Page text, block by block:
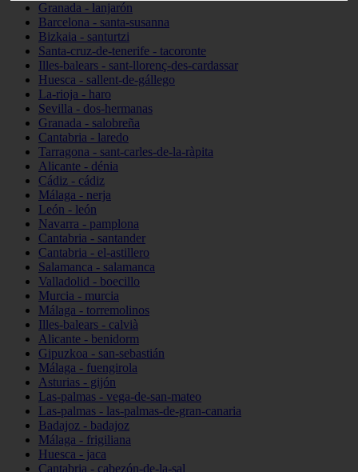
Granada - lanjarón
Barcelona - santa-susanna
Bizkaia - santurtzi
Santa-cruz-de-tenerife - tacoronte
Illes-balears - sant-llorenç-des-cardassar
Huesca - sallent-de-gállego
La-rioja - haro
Sevilla - dos-hermanas
Granada - salobreña
Cantabria - laredo
Tarragona - sant-carles-de-la-ràpita
Alicante - dénia
Cádiz - cádiz
Málaga - nerja
León - león
Navarra - pamplona
Cantabria - santander
Cantabria - el-astillero
Salamanca - salamanca
Valladolid - boecillo
Murcia - murcia
Málaga - torremolinos
Illes-balears - calvià
Alicante - benidorm
Gipuzkoa - san-sebastián
Málaga - fuengirola
Asturias - gijón
Las-palmas - vega-de-san-mateo
Las-palmas - las-palmas-de-gran-canaria
Badajoz - badajoz
Málaga - frigiliana
Huesca - jaca
Cantabria - cabezón-de-la-sal